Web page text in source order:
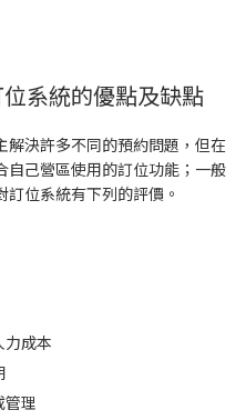
系統的優點及缺點
解決許多不同的預約問題，但在
自己營區使用的訂位功能；一般
位系統有下列的評價。
力成本
管理